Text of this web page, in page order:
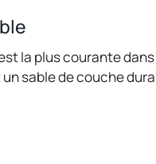
la plus courante
sable de couche